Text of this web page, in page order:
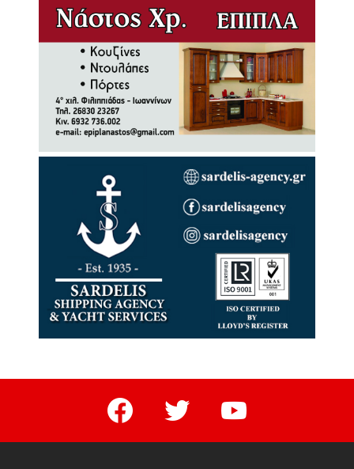
facebook twitter youtube